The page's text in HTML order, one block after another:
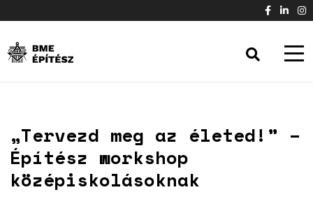
„Tervezd meg az életed!” –
Építész workshop
középiskolásoknak